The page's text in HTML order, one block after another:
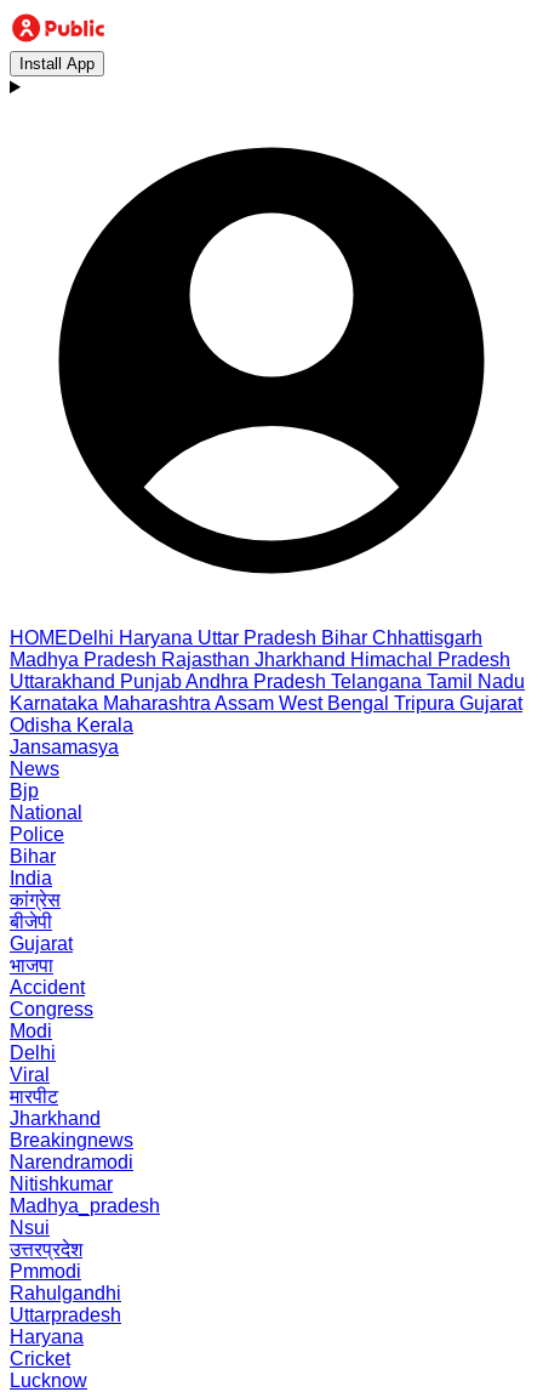
Install App
HOMEDelhi Haryana Uttar Pradesh Bihar Chhattisgarh
Madhya Pradesh Rajasthan Jharkhand Himachal Pradesh
Uttarakhand PunjabAndhra Pradesh Telangana Tamil Nadu
Karnataka Maharashtra Assam West Bengal Tripura Gujarat
Odisha Kerala
Jansamasya
News
Bjp
National
Police
Bihar
India
कांग्रेस
बीजेपी
Gujarat
भाजपा
Accident
Congress
Modi
Delhi
Viral
मारपीट
Jharkhand
Breakingnews
Narendramodi
Nitishkumar
Madhya_pradesh
Nsui
उत्तरप्रदेश
Pmmodi
Rahulgandhi
Uttarpradesh
Haryana
Cricket
Lucknow